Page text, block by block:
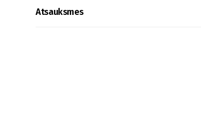
Atsauksmes